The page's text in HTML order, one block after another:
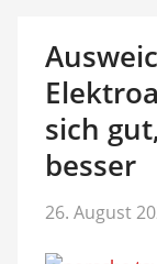
sich
besser
26. August